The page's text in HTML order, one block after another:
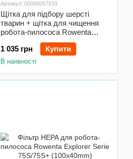
Артикул: 00000057533
Щітка для підбору шерсті
тварин + щітка для чищення
робота-пилососа Rowenta
1 035 грн
Купити
В наявності